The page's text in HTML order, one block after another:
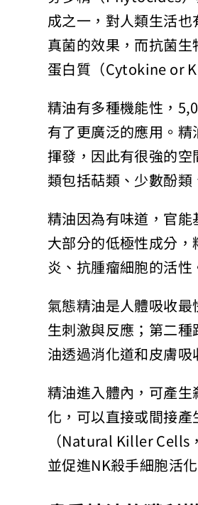
成之一，對人類生活
真菌的效果，而抗菌
蛋白質（Cytokine or
精油有多種機能性，
有了更廣泛的應用。
揮發，因此有很強的
類包括萜類、少數酚
精油因為有味道，官
大部分的低極性成分
炎、抗腫瘤細胞的活性
氣態精油是人體吸收
生刺激與反應；第二
油透過消化道和皮膚
精油進入體內，可產
化，可以直接或間接
（Natural Killer
並促進NK殺手細胞活